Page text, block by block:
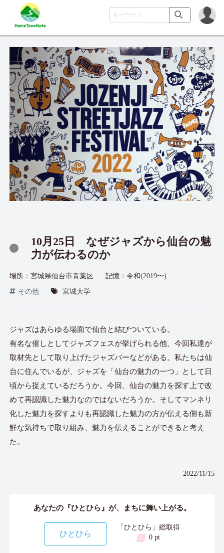
10月25日 なぜジャズから仙台の魅
力が伝わるのか
場所：宮城県仙台市青葉区 記憶：令和(2019〜)
その他 宮城大学
ジャズはあらゆる場面で仙台と結びついている。
有名な催しとしてジャズフェスが挙げられる他、今回私達が
取材先として取り上げたジャズバーなどがある。私たちは仙
台に住んでいるが、ジャズを「仙台の魅力の一つ」として日
頃から捉えているだろうか。今回、仙台の魅力を探す上で改
めて再認識した魅力なのではないだろうか。そしてマンネリ
化した魅力を探すよりも再認識した魅力の方が伝える側も新
鮮な気持ちで取り組み、魅力を伝えることができると考え
た。
2022/11/15
あなたの『ひとひら』が、まちに舞い上がる。
ひとひら
「ひとひら」総取得
0 pt